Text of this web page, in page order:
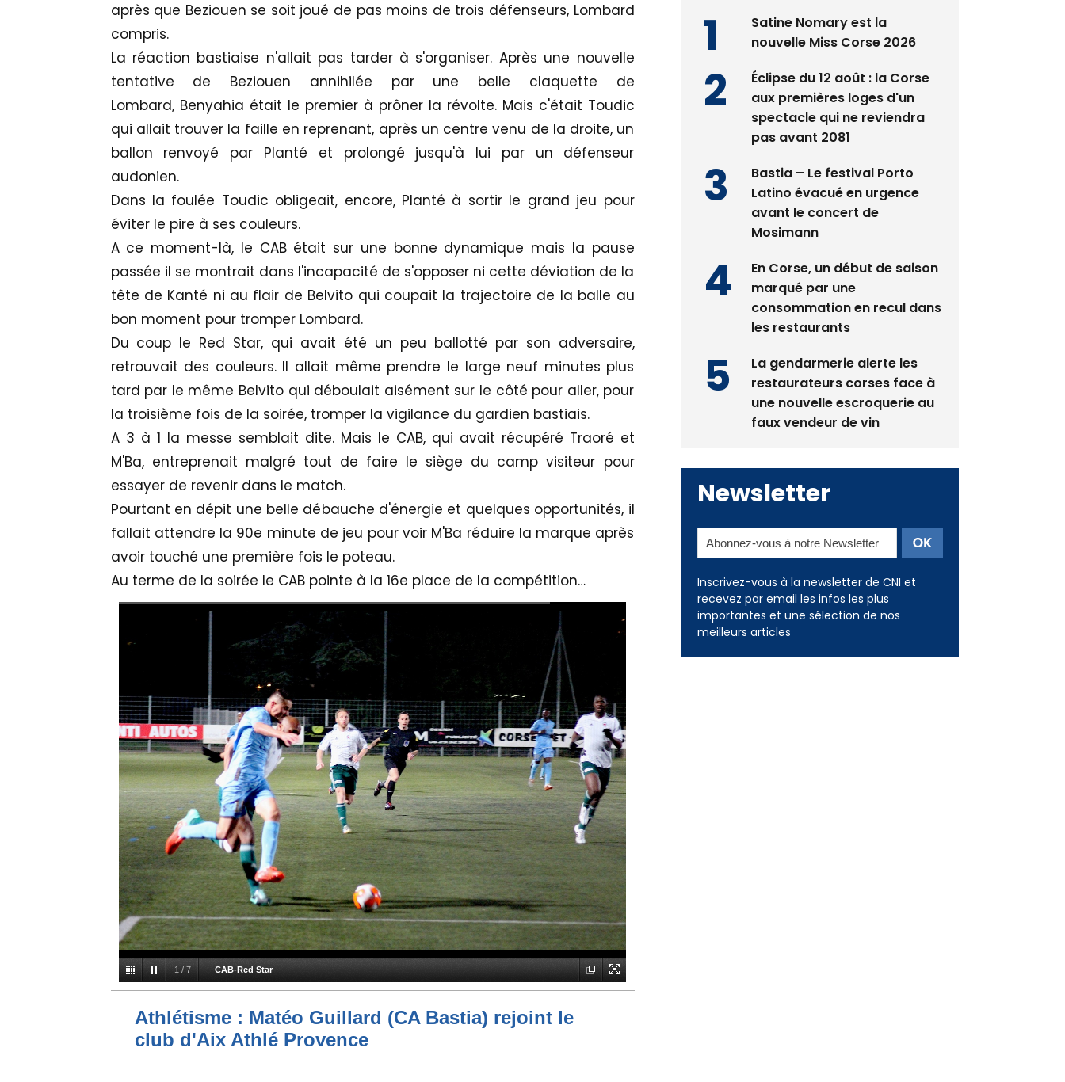
après que Beziouen se soit joué de pas moins de trois défenseurs, Lombard
compris.
La réaction bastiaise n'allait pas tarder à s'organiser. Après une nouvelle
tentative de Beziouen annihilée par une belle claquette de
Lombard, Benyahia était le premier à prôner la révolte. Mais c'était Toudic
qui allait trouver la faille en reprenant, après un centre venu de la droite, un
ballon renvoyé par Planté et prolongé jusqu'à lui par un défenseur
audonien.
Dans la foulée Toudic obligeait, encore, Planté à sortir le grand jeu pour
éviter le pire à ses couleurs.
A ce moment-là, le CAB était sur une bonne dynamique mais la pause
passée il se montrait dans l'incapacité de s'opposer ni cette déviation de la
tête de Kanté ni au flair de Belvito qui coupait la trajectoire de la balle au
bon moment pour tromper Lombard.
Du coup le Red Star, qui avait été un peu ballotté par son adversaire,
retrouvait des couleurs. Il allait même prendre le large neuf minutes plus
tard par le même Belvito qui déboulait aisément sur le côté pour aller, pour
la troisième fois de la soirée, tromper la vigilance du gardien bastiais.
A 3 à 1 la messe semblait dite. Mais le CAB, qui avait récupéré Traoré et
M'Ba, entreprenait malgré tout de faire le siège du camp visiteur pour
essayer de revenir dans le match.
Pourtant en dépit une belle débauche d'énergie et quelques opportunités, il
fallait attendre la 90e minute de jeu pour voir M'Ba réduire la marque après
avoir touché une première fois le poteau.
Au terme de la soirée le CAB pointe à la 16e place de la compétition…
1 / 7 CAB-Red Star
Athlétisme : Matéo Guillard (CA Bastia) rejoint le
club d'Aix Athlé Provence
Satine Nomary est la
nouvelle Miss Corse 2026
Éclipse du 12 août : la Corse
aux premières loges d'un
spectacle qui ne reviendra
pas avant 2081
Bastia – Le festival Porto
Latino évacué en urgence
avant le concert de
Mosimann
En Corse, un début de saison
marqué par une
consommation en recul dans
les restaurants
La gendarmerie alerte les
restaurateurs corses face à
une nouvelle escroquerie au
faux vendeur de vin
Newsletter
Inscrivez-vous à la newsletter de CNI et
recevez par email les infos les plus
importantes et une sélection de nos
meilleurs articles